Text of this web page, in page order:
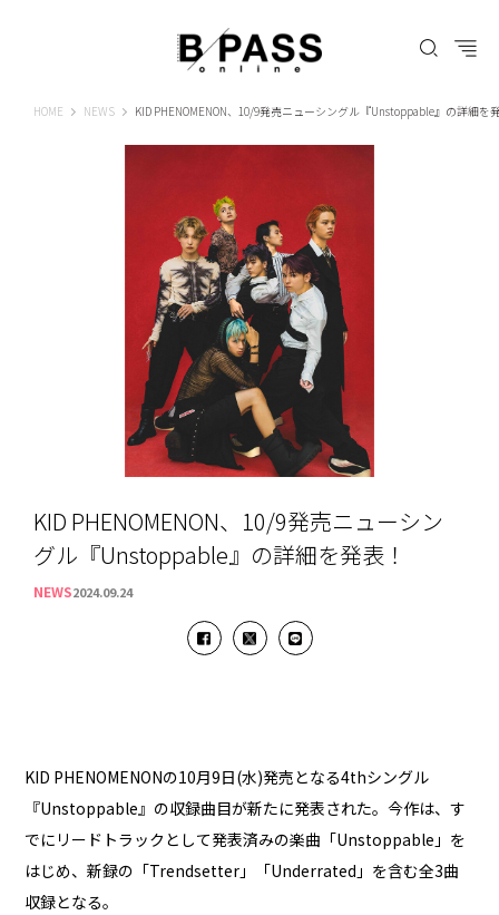
HOME B-PASS ONLINE
NEWS KID PHENOMENON、10/9発売ニューシングル『Unstoppable』の詳細を
KID PHENOMENON、10/9発売ニューシン
グル『Unstoppable』の詳細を発表！
NEWS2024.09.24
KID PHENOMENONの10月9日(水)発売となる4thシングル
『Unstoppable』の収録曲目が新たに発表された。今作は、す
でにリードトラックとして発表済みの楽曲「Unstoppable」を
はじめ、新録の「Trendsetter」「Underrated」を含む全3曲
収録となる。